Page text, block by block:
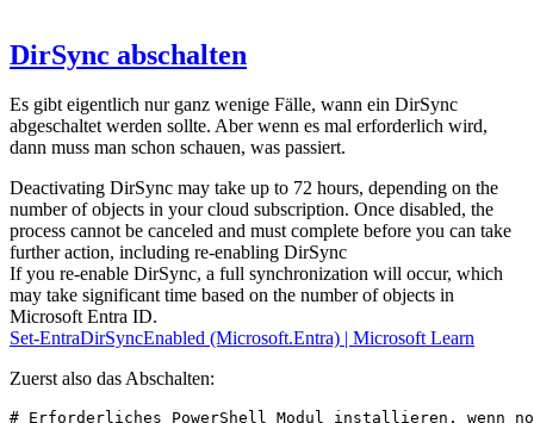
DirSync abschalten
Es gibt eigentlich nur ganz wenige Fälle, wann ein DirSync
abgeschaltet werden sollte. Aber wenn es mal erforderlich wird,
dann muss man schon schauen, was passiert.
Deactivating DirSync may take up to 72 hours, depending on the
number of objects in your cloud subscription. Once disabled, the
process cannot be canceled and must complete before you can take
further action, including re-enabling DirSync
If you re-enable DirSync, a full synchronization will occur, which
may take significant time based on the number of objects in
Microsoft Entra ID.
Set-EntraDirSyncEnabled (Microsoft.Entra) | Microsoft Learn
Zuerst also das Abschalten:
# Erforderliches PowerShell Modul installieren, wenn